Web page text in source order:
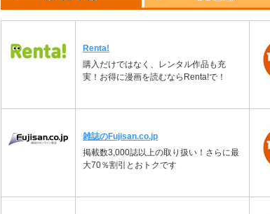
Renta!
購入だけではなく、レンタル作品も充
実！お得に漫画を読むならRenta!で！
雑誌のFujisan.co.jp
掲載数3,000誌以上の取り扱い！さらに最
大70％割引とおトクです